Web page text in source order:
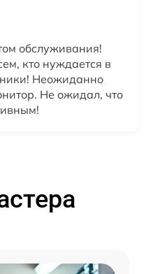
обслуживания!
кто нуждается в
Неожиданно
Не ожидал, что